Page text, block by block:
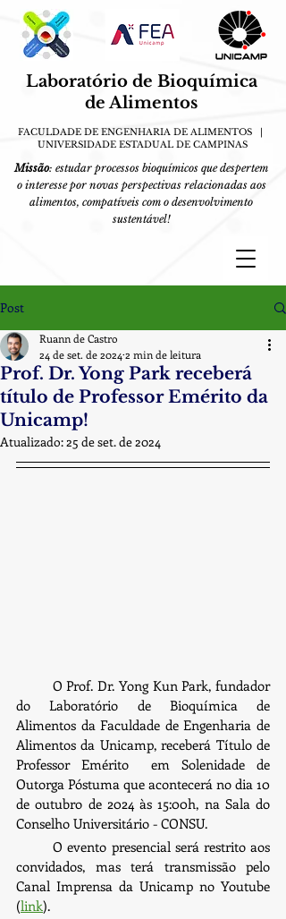
Laboratório de Bioquímica
deAlimentos
FACULDADE DE ENGENHARIA DE ALIMENTOS |
UNIVERSIDADE ESTADUAL DE CAMPINAS
Missão: estudar processos bioquímicos que despertem
o interesse por novas perspectivas relacionadas aos
alimentos, compatíveis com o desenvolvimento
sustentável!
Post
Prof. Dr. Yong Park receberá
título de Professor Emérito da
Unicamp!
Ruann de Castro
24 de set. de 2024 2 min de leitura
Atualizado:25 de set. de 2024
do Laboratório de Bioquímica de
Alimentos da Faculdade de Engenharia de
Alimentos da Unicamp, receberá Título de
Professor Emérito  em Solenidade de
Outorga Póstuma que acontecerá no dia 10
de outubro de 2024 às 15:00h, na Sala do
Conselho Universitário - CONSU.
	O evento presencial será restrito aos
convidados, mas terá transmissão pelo
Canal Imprensa da Unicamp no Youtube
(link).